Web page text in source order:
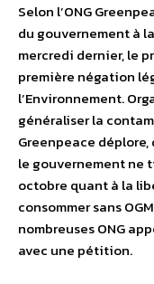
Selon l’ONG
du gouvernement à
mercredi dernier, le
première négation
l’Environnement.
généraliser la
Greenpeace déplore,
le gouvernement ne
octobre quant à la
consommer sans
nombreuses ONG
avec une pétition.